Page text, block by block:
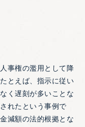
事権の濫用として降
とえば、指示に従い
く遅刻が多いことな
れたという事例で
減額の法的根拠とな